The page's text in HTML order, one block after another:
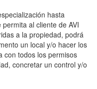
hasta
al cliente de AVI
a la propiedad, podrá
un local y/o hacer los
con todos los permisos
concretar un control y/o